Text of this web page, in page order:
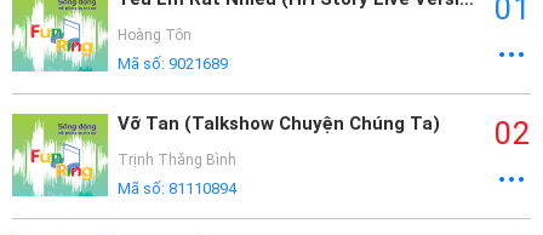
Hoàng Tôn
Mã số: 9021689
01
Vỡ Tan (Talkshow Chuyện Chúng Ta)
Trịnh Thăng Bình
Mã số: 81110894
02